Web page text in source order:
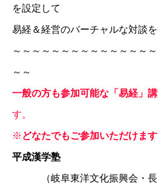
を設定して
易経＆経営のバーチャルな対談を
～～～～～～～～～～～～～～
～～
一般の方も参加可能な「易経」
す。
※ どなたでもご参加いただけます
平成漢学塾
（岐阜東洋文化振興会・長